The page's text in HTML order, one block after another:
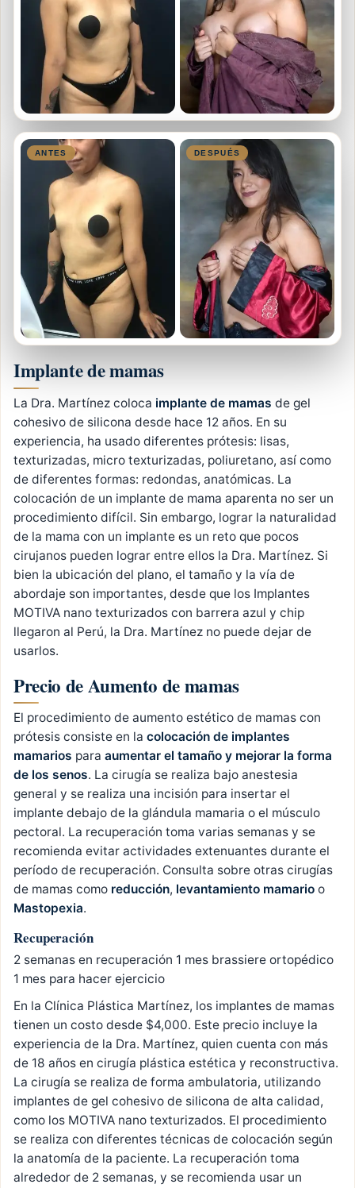
Implante de mamas
La Dra. Martínez coloca implante de mamas de gel
cohesivo de silicona desde hace 12 años. En su
experiencia, ha usado diferentes prótesis: lisas,
texturizadas, micro texturizadas, poliuretano, así como
de diferentes formas: redondas, anatómicas. La
colocación de un implante de mama aparenta no ser un
procedimiento difícil. Sin embargo, lograr la naturalidad
de la mama con un implante es un reto que pocos
cirujanos pueden lograr entre ellos la Dra. Martínez. Si
bien la ubicación del plano, el tamaño y la vía de
abordaje son importantes, desde que los Implantes
MOTIVA nano texturizados con barrera azul y chip
llegaron al Perú, la Dra. Martínez no puede dejar de
usarlos.
Precio de Aumento de mamas
El procedimiento de aumento estético de mamas con
prótesis consiste en la colocación de implantes
mamarios para aumentar el tamaño y mejorar la forma
de los senos. La cirugía se realiza bajo anestesia
general y se realiza una incisión para insertar el
implante debajo de la glándula mamaria o el músculo
pectoral. La recuperación toma varias semanas y se
recomienda evitar actividades extenuantes durante el
período de recuperación. Consulta sobre otras cirugías
de mamas como reducción, levantamiento mamario o
Mastopexia.
Recuperación
2 semanas en recuperación 1 mes brassiere ortopédico
1 mes para hacer ejercicio
En la Clínica Plástica Martínez, los implantes de mamas
tienen un costo desde $4,000. Este precio incluye la
experiencia de la Dra. Martínez, quien cuenta con más
de 18 años en cirugía plástica estética y reconstructiva.
La cirugía se realiza de forma ambulatoria, utilizando
implantes de gel cohesivo de silicona de alta calidad,
como los MOTIVA nano texturizados. El procedimiento
se realiza con diferentes técnicas de colocación según
la anatomía de la paciente. La recuperación toma
alrededor de 2 semanas, y se recomienda usar un